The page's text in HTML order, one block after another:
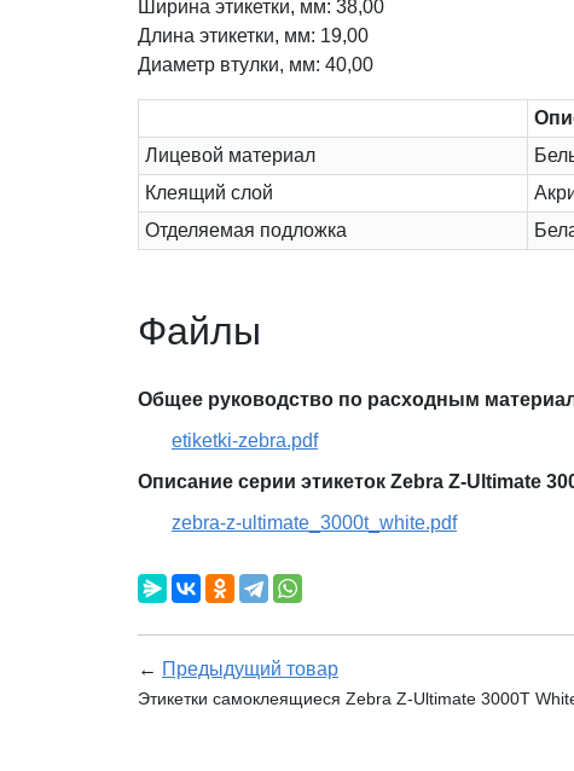
Ширина этикетки, мм: 38,00
Длина этикетки, мм: 19,00
Диаметр втулки, мм: 40,00
Лицевой материал
Клеящий слой
Отделяемая подложка
Файлы
Общее руководство по расходным
etiketki-zebra.pdf
Описание серии этикеток Zebra Z-Ultimate
zebra-z-ultimate_3000t_white.pdf
← Предыдущий товар
Этикетки самоклеящиеся Zebra Z-Ultimate 3000T